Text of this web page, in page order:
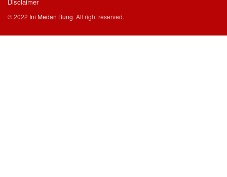
© 2022 Ini Medan Bung. All right reserved.